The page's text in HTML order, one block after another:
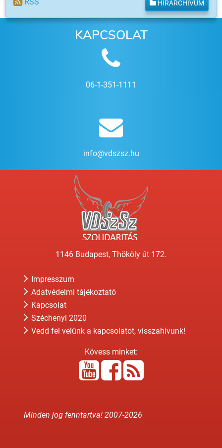
HÍRARCHÍVUM
KAPCSOLAT
06-1-351-1111
info@vdszsz.hu
1146 Budapest, Thököly út 172.
Impresszum
Adatvédelmi tájékoztató
Kapcsolat
Széchenyi 2020
Vedd fel velünk a kapcsolatot, visszahívunk!
Kövess minket:
Minden jog fenntartva! 2007-2026